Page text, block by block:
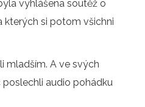
vyhlášena soutěž o
kterých si potom všichni
mladším. A ve svých
audio pohádku